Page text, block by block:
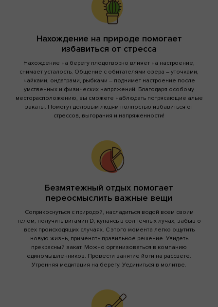
Нахождение на природе помогает
избавиться от стресса
Нахождение на берегу плодотворно влияет на настроение,
снимает усталость. Общение с обитателями озера – уточками,
чайками, ондатрами, рыбками – поднимет настроение после
умственных и физических напряжений. Благодаря особому
месторасположению, вы сможете наблюдать потрясающие алые
закаты. Помогут деловым людям полностью избавиться от
стрессов, выгорания и напряженности!
Безмятежный отдых помогает
переосмыслить важные вещи
Соприкоснуться с природой, насладиться водой всем своим
телом, получить витамин D, купаясь в солнечных лучах, забыв о
всех происходящих случаях. С этого момента легко ощутить
новую жизнь, применять правильное решение. Увидеть
прекрасный закат. Можно организоваться в компанию
единомышленников. Провести занятие йоги на рассвете.
Утренняя медитация на берегу. Уединиться в молитве.